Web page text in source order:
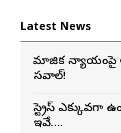
Latest News
సామాజిక న్యాయంపై
సవాల్!
స్ట్రెస్ ఎక్కువగా
ఇవే….